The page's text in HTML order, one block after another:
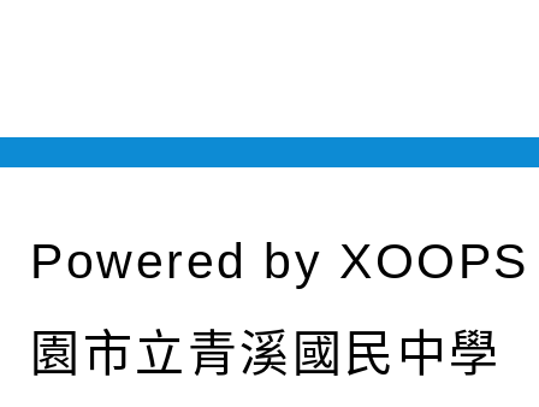
Powered by XOOPS
園市立青溪國民中學